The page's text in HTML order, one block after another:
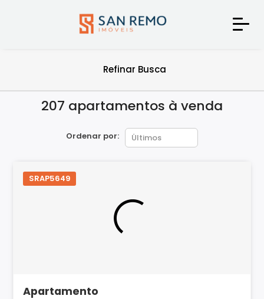
Refinar Busca
207 apartamentos à venda
Ordenar por:
SRAP5649
Apartamento